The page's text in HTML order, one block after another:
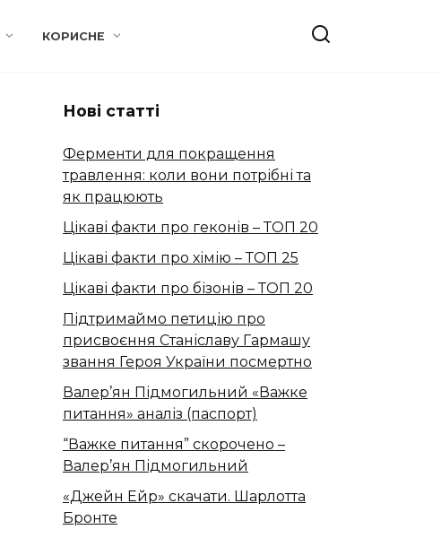
КОРИСНЕ
Нові статті
Ферменти для покращення
травлення: коли вони потрібні та
як працюють
Цікаві факти про геконів – ТОП 20
Цікаві факти про хімію – ТОП 25
Цікаві факти про бізонів – ТОП 20
Підтримаймо петицію про
присвоєння Станіславу Гармашу
звання Героя України посмертно
Валер’ян Підмогильний «Важке
питання» аналіз (паспорт)
“Важке питання” скорочено –
Валер’ян Підмогильний
«Джейн Ейр» скачати. Шарлотта
Бронте